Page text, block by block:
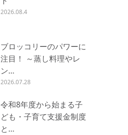
2026.08.4
ブロッコリーのパワーに
注目！ ～蒸し料理やレ
ン…
2026.07.28
令和8年度から始まる子
ども・子育て支援金制度
と…